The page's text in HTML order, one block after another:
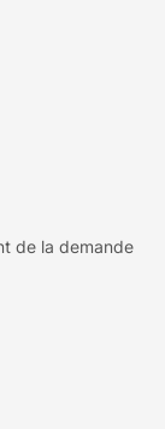
de la demande